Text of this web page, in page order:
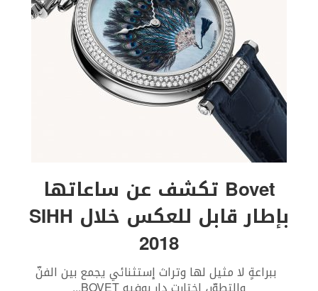
Bovet تكشف عن ساعاتها
بإطار قابل للعكس خلال SIHH
2018
ببراعةٍ لا مثيل لها وتراث إستثنائي يجمع بين الفنّ